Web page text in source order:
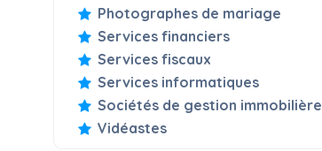
Photographes de mariage
Services financiers
Services fiscaux
Services informatiques
Sociétés de gestion immobilière
Vidéastes